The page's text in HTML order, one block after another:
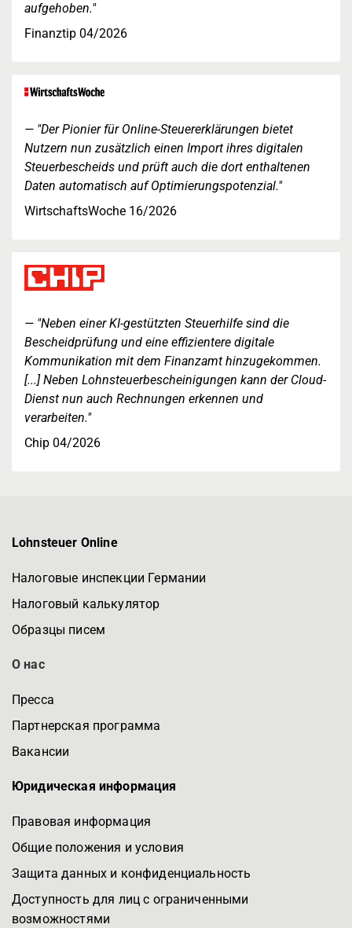
aufgehoben."
Finanztip 04/2026
"Der Pionier für Online-Steuererklärungen bietet
Nutzern nun zusätzlich einen Import ihres digitalen
Steuerbescheids und prüft auch die dort enthaltenen
Daten automatisch auf Optimierungspotenzial."
WirtschaftsWoche 16/2026
"Neben einer KI-gestützten Steuerhilfe sind die
Bescheidprüfung und eine effizientere digitale
Kommunikation mit dem Finanzamt hinzugekommen.
[...] Neben Lohnsteuerbescheinigungen kann der Cloud-
Dienst nun auch Rechnungen erkennen und
verarbeiten."
Chip 04/2026
Lohnsteuer Online
Налоговые инспекции Германии
Налоговый калькулятор
Образцы писем
О нас
Пресса
Партнерская программа
Вакансии
Юридическая информация
Правовая информация
Общие положения и условия
Защита данных и конфиденциальность
Доступность для лиц с ограниченными
возможностями